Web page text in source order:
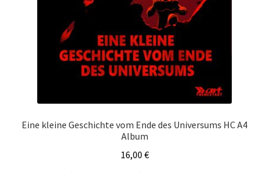
Eine kleine Geschichte vom Ende des Universums HC A4
Album
16,00 €